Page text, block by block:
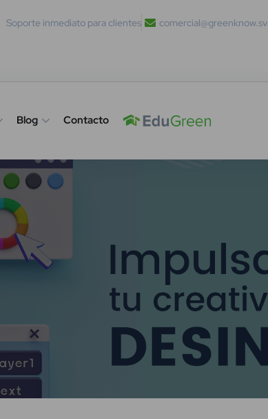
Soporte inmediato para clientes comercial@greenknow.sv
Blog Contacto